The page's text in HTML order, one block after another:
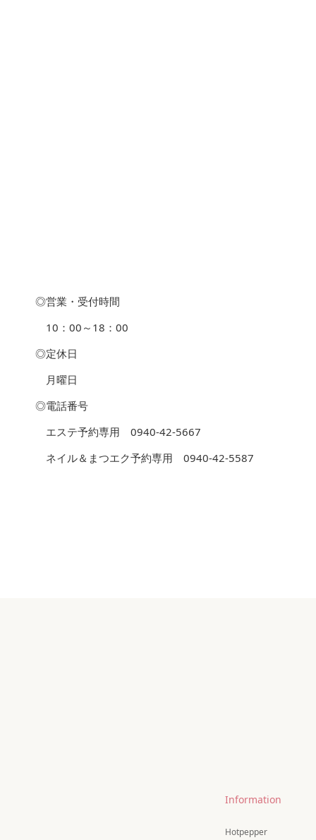
◎営業・受付時間
10：00～18：00
◎定休日
月曜日
◎電話番号
エステ予約専用 0940-42-5667
ネイル＆まつエク予約専用 0940-42-5587
Information
Hotpepper